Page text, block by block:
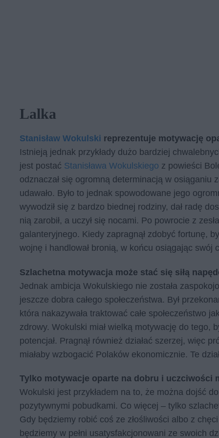
Lalka
Stanisław Wokulski reprezentuje motywację
Istnieją jednak przykłady dużo bardziej
jest postać Stanisława Wokulskiego z powieści
odznaczał się ogromną determinacją w osiąganiu
udawało. Było to jednak spowodowane jego
wywodził się z bardzo biednej rodziny, dał radę
nią zarobił, a uczył się nocami. Po powrocie z
galanteryjnego. Kiedy zapragnął zdobyć fortunę,
wojnę i handlował bronią, w końcu osiągając swój
Szlachetna motywacja może stać się siłą
Jednak ambicja Wokulskiego nie została
jeszcze dobra całego społeczeństwa. Był
która nakazywała traktować całe społeczeństwo
zdrowy. Wokulski miał wielką motywację do tego,
potencjał. Pragnął również działać szerzej, więc
miałaby wzbogacić Polaków ekonomicznie. Te
Tylko motywacje oparte na dobru i uczciwości
Wokulski jest przykładem na to, że można dojść
pozytywnymi pobudkami. Co więcej – tylko
Gdy będziemy robić coś ze złośliwości albo z
będziemy w pełni usatysfakcjonowani ze swoich